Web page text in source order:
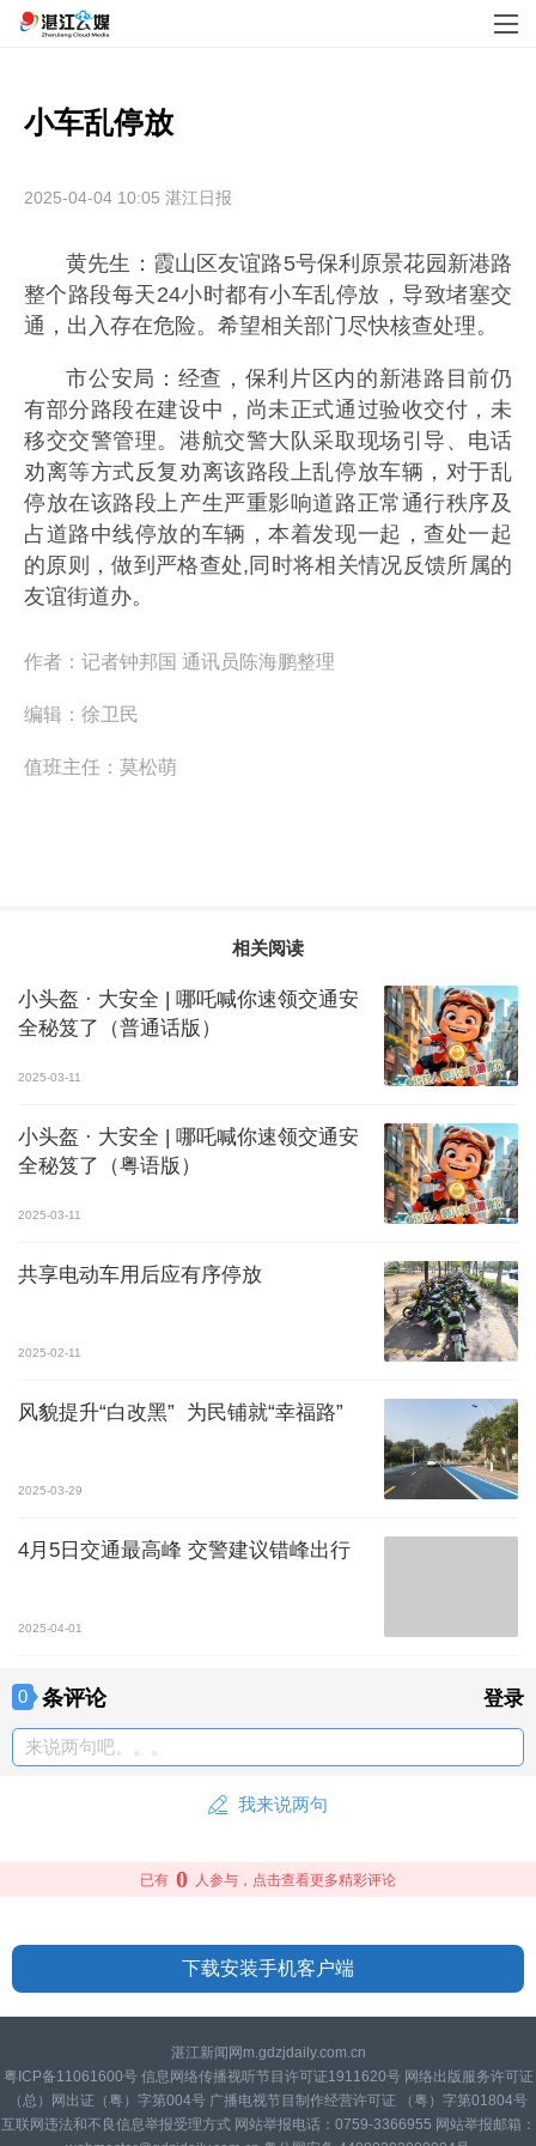
小车乱停放
2025-04-04 10:05 湛江日报
黄先生：霞山区友谊路5号保利原景花园新港路
整个路段每天24小时都有小车乱停放，导致堵塞交
通，出入存在危险。希望相关部门尽快核查处理。
市公安局：经查，保利片区内的新港路目前仍
有部分路段在建设中，尚未正式通过验收交付，未
移交交警管理。港航交警大队采取现场引导、电话
劝离等方式反复劝离该路段上乱停放车辆，对于乱
停放在该路段上产生严重影响道路正常通行秩序及
占道路中线停放的车辆，本着发现一起，查处一起
的原则，做到严格查处,同时将相关情况反馈所属的
友谊街道办。
作者： 记者钟邦国 通讯员陈海鹏整理
编辑： 徐卫民
值班主任： 莫松萌
相关阅读
小头盔 · 大安全 | 哪吒喊你速领交通安
全秘笈了（普通话版）
2025-03-11
小头盔 · 大安全 | 哪吒喊你速领交通安
全秘笈了（粤语版）
2025-03-11
共享电动车用后应有序停放
2025-02-11
风貌提升“白改黑” 为民铺就“幸福路”
2025-03-29
4月5日交通最高峰 交警建议错峰出行
2025-04-01
0 条评论 登录
来说两句吧。。。
我来说两句
已有 0 人参与，点击查看更多精彩评论
下载安装手机客户端
湛江新闻网m.gdzjdaily.com.cn
粤ICP备11061600号 信息网络传播视听节目许可证1911620号 网络出版服务许可证
（总）网出证（粤）字第004号 广播电视节目制作经营许可证 （粤）字第01804号
互联网违法和不良信息举报受理方式 网站举报电话：0759-3366955 网站举报邮箱：